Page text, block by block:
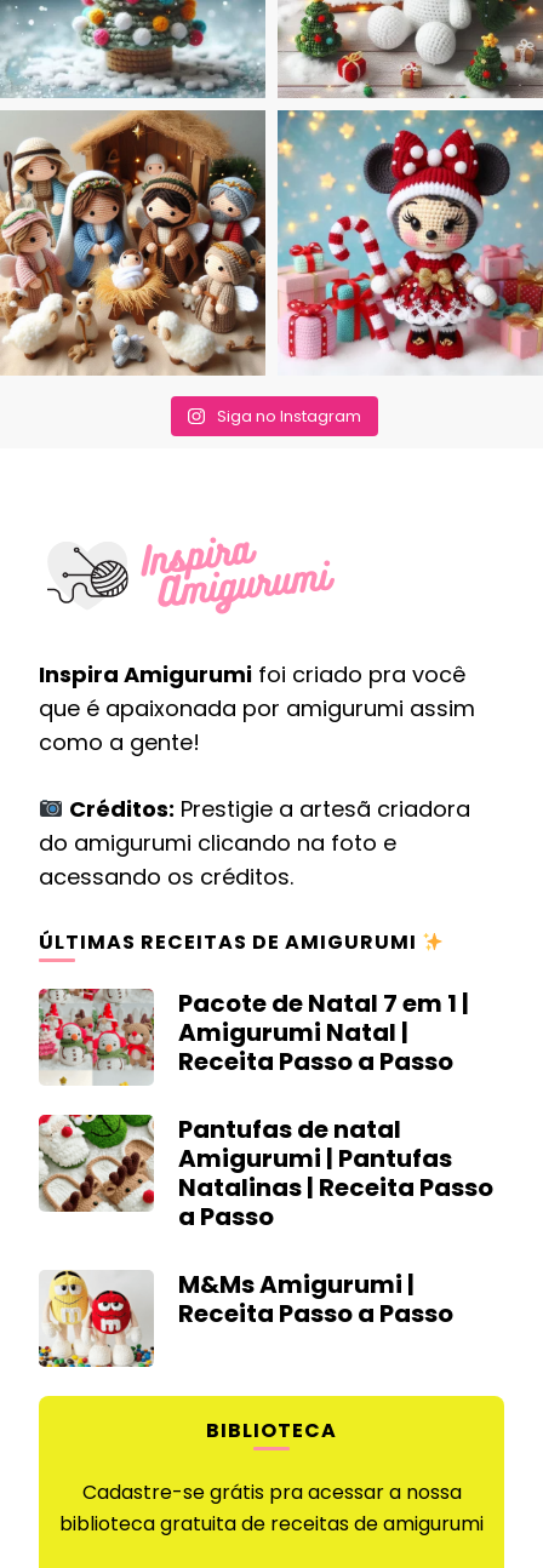
Siga no Instagram
Inspira Amigurumi foi criado pra você
que é apaixonada por amigurumi assim
como a gente!
Créditos: Prestigie a artesã criadora
do amigurumi clicando na foto e
acessando os créditos.
ÚLTIMAS RECEITAS DE AMIGURUMI
Pacote de Natal 7 em 1 |
Amigurumi Natal |
Receita Passo a Passo
Pantufas de natal
Amigurumi | Pantufas
Natalinas | Receita Passo
a Passo
M&Ms Amigurumi |
Receita Passo a Passo
BIBLIOTECA
Cadastre-se grátis pra acessar a nossa
biblioteca gratuita de receitas de amigurumi